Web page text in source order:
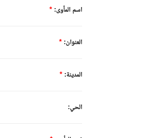
اسم المأوى: *
العنوان: *
المدينة: *
الحي: